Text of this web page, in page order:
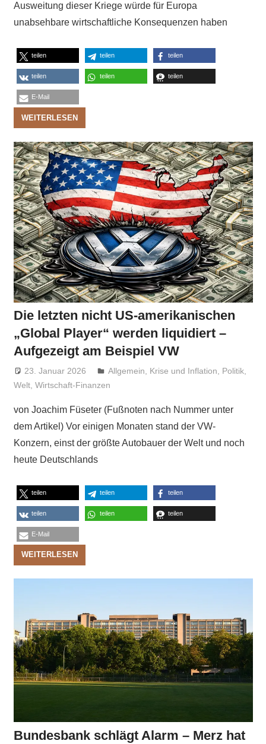
Ausweitung dieser Kriege würde für Europa
unabsehbare wirtschaftliche Konsequenzen haben
teilen teilen teilen
teilen teilen teilen
E-Mail
WEITERLESEN
Die letzten nicht US-amerikanischen
„Global Player“ werden liquidiert –
Aufgezeigt am Beispiel VW
23. Januar 2026 Niki Vogt
Allgemein Krise und Inflation Politik
Welt, Wirtschaft-Finanzen
von Joachim Füseter (Fußnoten nach Nummer unter
dem Artikel) Vor einigen Monaten stand der VW-
Konzern, einst der größte Autobauer der Welt und noch
heute Deutschlands
teilen teilen teilen
teilen teilen teilen
E-Mail
WEITERLESEN
Bundesbank schlägt Alarm – Merz hat